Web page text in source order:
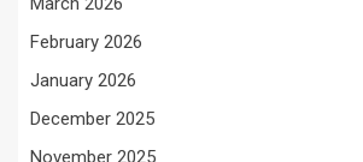
February 2026
January 2026
December 2025
November 2025